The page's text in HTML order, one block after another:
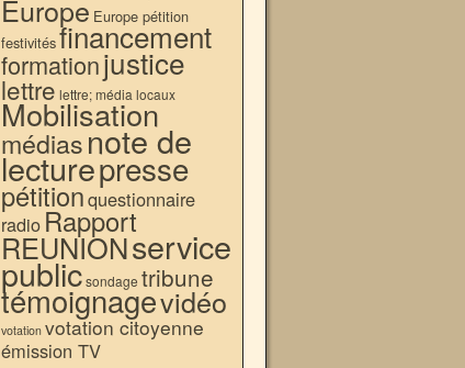
Europe Europe pétition
festivitésfinancement
formationjustice
lettre lettre; média locaux
Mobilisation
médiasnote de
lecturepresse
pétitionquestionnaire
radio Rapport
REUNIONservice
publicsondage tribune
témoignagevidéo
votation votation citoyenne
émission TV